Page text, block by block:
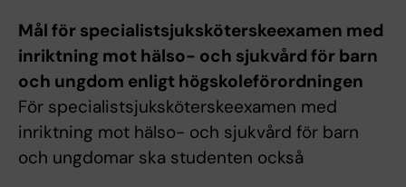
Mål för specialistsjuksköterskeexamen med
inriktning mot hälso- och sjukvård för barn
och ungdom enligt högskoleförordningen
För specialistsjuksköterskeexamen med
inriktning mot hälso- och sjukvård för barn
och ungdomar ska studenten också